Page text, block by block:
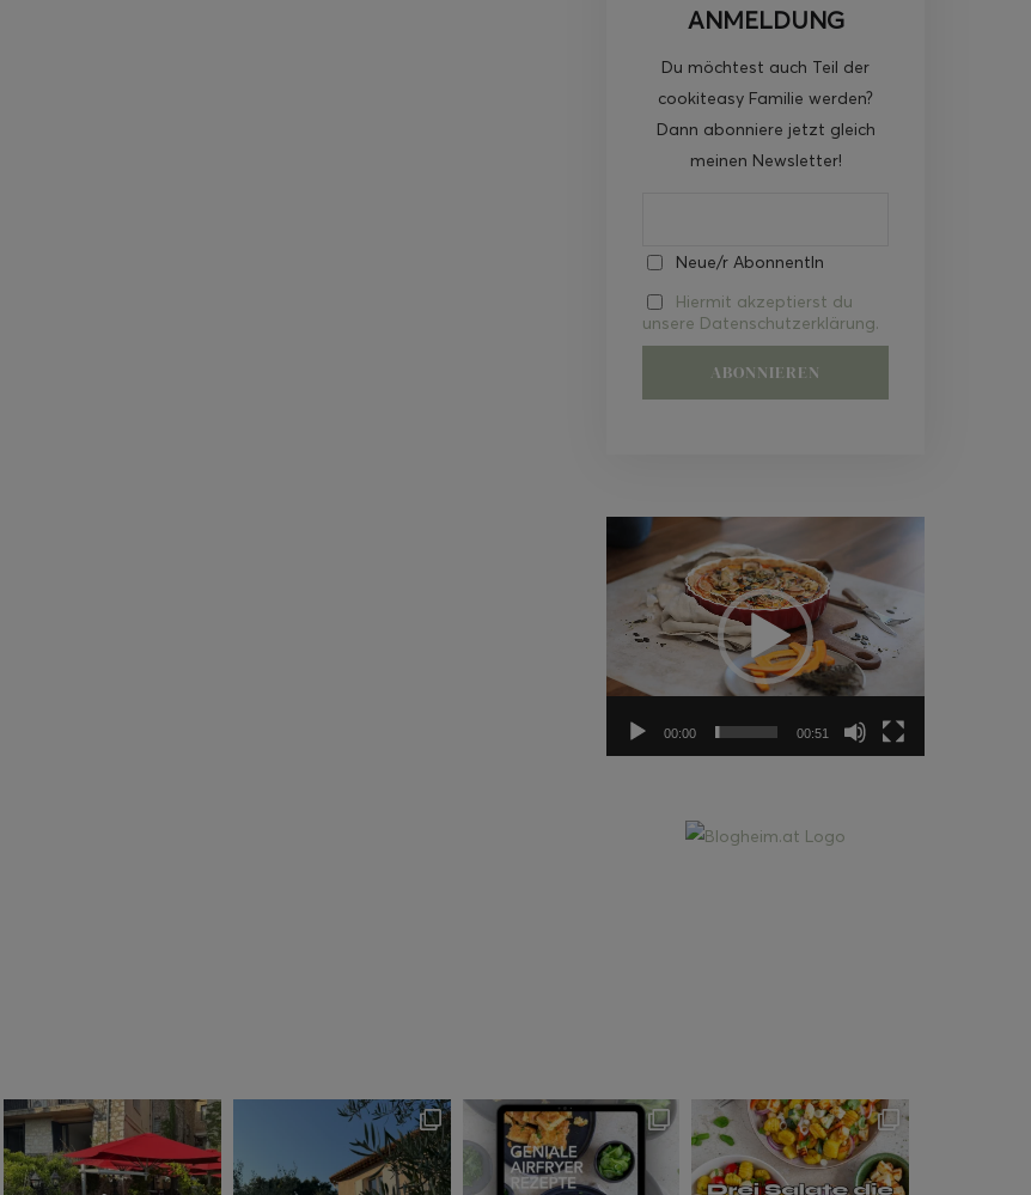
ANMELDUNG
Du möchtest auch Teil der
cookiteasy Familie werden?
Dann abonniere jetzt gleich
meinen Newsletter!
Neue/r AbonnentIn
Hiermit akzeptierst du
unsere Datenschutzerklärung.
Video-
Player
00:00 00:51